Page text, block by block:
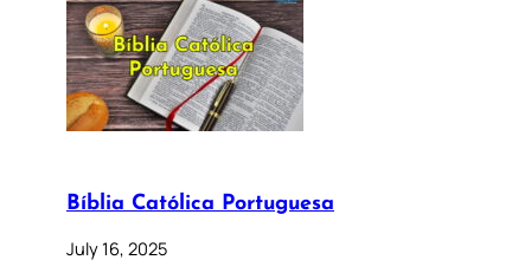
Bíblia Católica Portuguesa
July 16, 2025